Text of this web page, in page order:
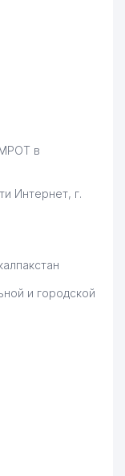
в
Интернет, г.
и городской